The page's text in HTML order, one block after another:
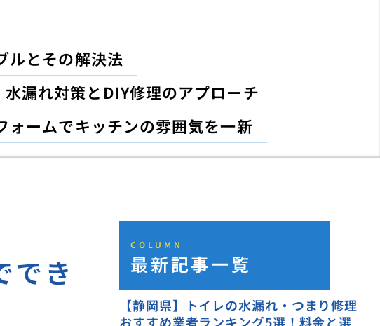
ルとその解決法
水漏れ対策とDIY修理のアプローチ
ォームでキッチンの雰囲気を一新
でき
COLUMN
最新記事一覧
【静岡県】トイレの水漏れ・つまり修理
おすすめ業者ランキング5選！料金と選